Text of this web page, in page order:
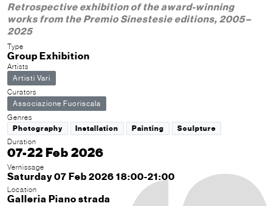
Retrospective exhibition of the award-winning
works from the Premio Sinestesie editions, 2005–
2025
Type
Group Exhibition
Artists
Artisti Vari
Curators
Associazione Fuoriscala
Genres
Photography
Installation Painting
Sculpture
Duration
07-22 Feb 2026
Vernissage
Saturday 07 Feb 2026 18:00-21:00
Location
Galleria Piano strada